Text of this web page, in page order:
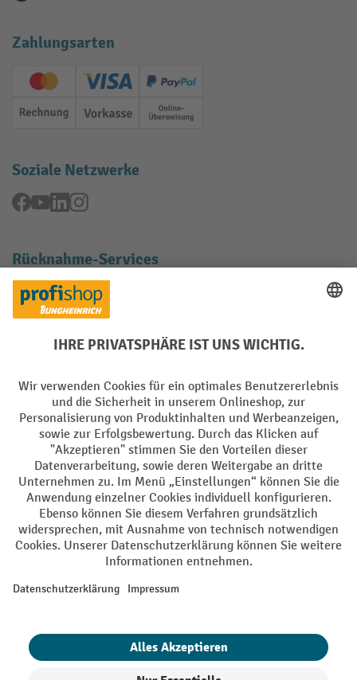
Zahlungsarten
Creditcard (Master)Creditcard (Visa)
PayPal
Rechnung Vorkasse Online-Überweisung
Soziale Netzwerke
Facebook
YouTubeLinkedInInstagram
Rücknahme-Services
Elektrogeräte Rückname
Batterie Rückname
Impressum Datenschutz
Barrierefreiheit Grounding Page Privacy Settings
Alle Preise exkl. gesetzl. Mehrwertsteuer zzgl.Versandkostenund ggf.
Nachnahmegebühren, wenn nicht anders angegeben.
¹ Der Rabatt gilt so lange der Vorrat reicht. Der Rabatt gilt nicht auf
oder Gutscheinen ist nicht möglich. | ² Der Rabatt wird einmalig bei
eingelöst werden. Die Höhe des Rabatts variiert je nach
Produktkategorie und beträgt bis zu 10 % (10 % auf Lager, Umwelt,